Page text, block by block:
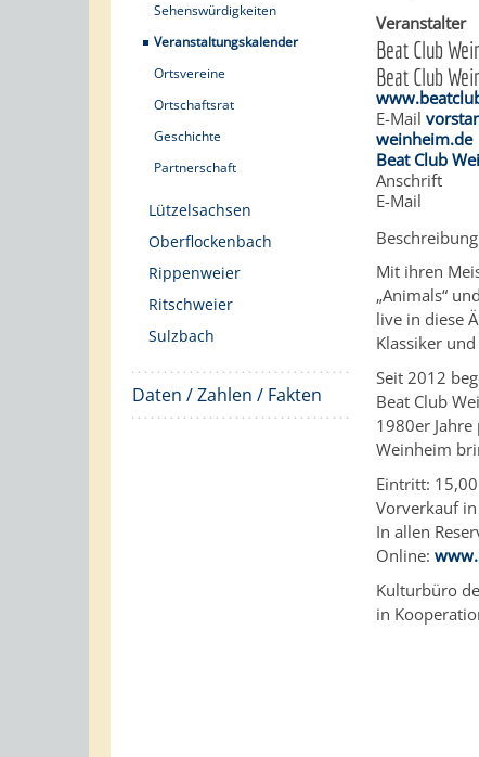
Sehenswürdigkeiten
Veranstaltungskalender
Ortsvereine
Ortschaftsrat
Geschichte
Partnerschaft
Lützelsachsen
Oberflockenbach
Rippenweier
Ritschweier
Sulzbach
Daten / Zahlen / Fakten
Veranstalter
Beat Club
Beat Club
E-Mail
weinheim.de
Beat Club
Anschrift
E-Mail
Beschreibung
Mit ihren
„Animals“
live in diese
Klassiker
Seit 2012
Beat Club
1980er
Weinheim
Eintritt:
Vorverkauf
In allen
Online:
Kulturbüro
in